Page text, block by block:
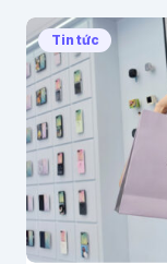
Tin tức